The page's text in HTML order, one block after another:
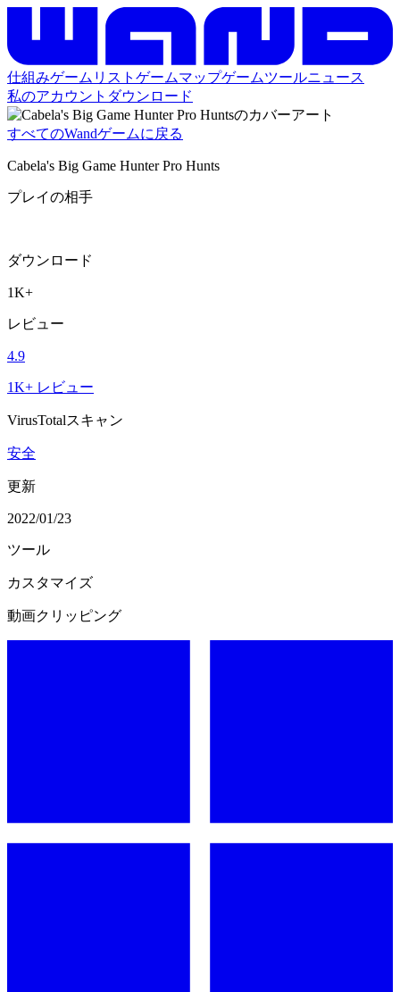
仕組みゲームリスト ゲームマップゲームツールニュース
私のアカウント ダウンロード
すべてのWandゲームに戻る
Cabela's Big Game Hunter Pro Hunts
プレイの相手
ダウンロード
1K+
レビュー
4.9
1K+ レビュー
VirusTotalスキャン
安全
更新
2022/01/23
ツール
カスタマイズ
動画クリッピング